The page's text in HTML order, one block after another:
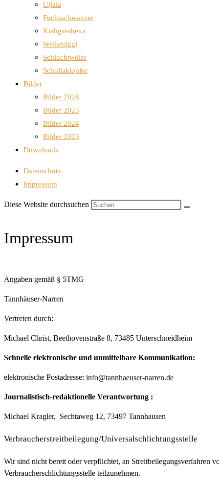
Uijala
Fuchsschwänzer
Kiahgasshexa
Wellahäggl
Schluchtwölfe
Schollaklopfer
Bilder
Bilder 2026
Bilder 2025
Bilder 2024
Bilder 2023
Downloads
Datenschutz
Impressum
Diese Website durchsuchen
Impressum
Angaben gemäß § 5TMG
Tannhäuser-Narren
Vertreten durch:
Michael Christ, Beethovenstraße 8, 73485 Unterschneidheim
Schnelle elektronische und unmittelbare Kommunikation:
elektronische Postadresse: info@tannhaeuser-narren.de
Journalistisch-redaktionelle Verantwortung :
Michael Kragler, Sechtaweg 12, 73497 Tannhausen
Verbraucherstreitbeilegung/Universalschlichtungsstelle
Wir sind nicht bereit oder verpflichtet, an Streitbeilegungsverfahren
Verbraucherschlichtungsstelle teilzunehmen.